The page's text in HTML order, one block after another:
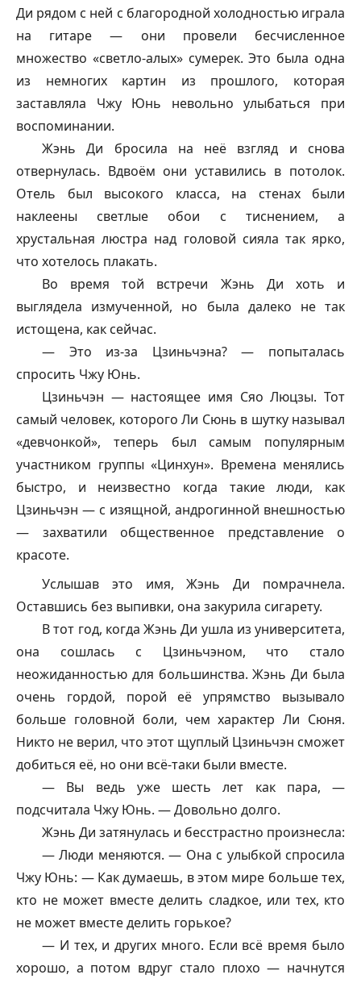
Ди рядом с ней с благородной холодностью играла
на гитаре — они провели бесчисленное
множество «светло-алых» сумерек. Это была одна
из немногих картин из прошлого, которая
заставляла Чжу Юнь невольно улыбаться при
воспоминании.
Жэнь Ди бросила на неё взгляд и снова
отвернулась. Вдвоём они уставились в потолок.
Отель был высокого класса, на стенах были
наклеены светлые обои с тиснением, а
хрустальная люстра над головой сияла так ярко,
что хотелось плакать.
Во время той встречи Жэнь Ди хоть и
выглядела измученной, но была далеко не так
истощена, как сейчас.
— Это из-за Цзиньчэна? — попыталась
спросить Чжу Юнь.
Цзиньчэн — настоящее имя Сяо Люцзы. Тот
самый человек, которого Ли Сюнь в шутку называл
«девчонкой», теперь был самым популярным
участником группы «Цинхун». Времена менялись
быстро, и неизвестно когда такие люди, как
Цзиньчэн — с изящной, андрогинной внешностью
— захватили общественное представление о
красоте.
Услышав это имя, Жэнь Ди помрачнела.
Оставшись без выпивки, она закурила сигарету.
В тот год, когда Жэнь Ди ушла из университета,
она сошлась с Цзиньчэном, что стало
неожиданностью для большинства. Жэнь Ди была
очень гордой, порой её упрямство вызывало
больше головной боли, чем характер Ли Сюня.
Никто не верил, что этот щуплый Цзиньчэн сможет
добиться её, но они всё-таки были вместе.
— Вы ведь уже шесть лет как пара, —
подсчитала Чжу Юнь. — Довольно долго.
Жэнь Ди затянулась и бесстрастно произнесла:
— Люди меняются. — Она с улыбкой спросила
Чжу Юнь: — Как думаешь, в этом мире больше тех,
кто не может вместе делить сладкое, или тех, кто
не может вместе делить горькое?
— И тех, и других много. Если всё время было
хорошо, а потом вдруг стало плохо — начнутся